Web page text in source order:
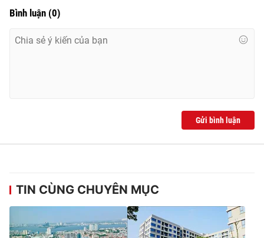
Bình luận (0)
Gửi bình luận
TIN CÙNG CHUYÊN MỤC